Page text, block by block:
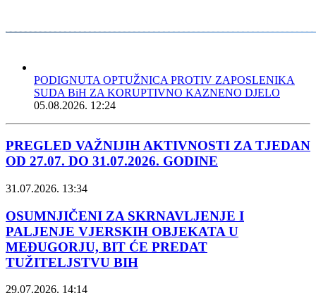
PODIGNUTA OPTUŽNICA PROTIV ZAPOSLENIKA
SUDA BiH ZA KORUPTIVNO KAZNENO DJELO
05.08.2026. 12:24
PREGLED VAŽNIJIH AKTIVNOSTI ZA TJEDAN
OD 27.07. DO 31.07.2026. GODINE
31.07.2026. 13:34
OSUMNJIČENI ZA SKRNAVLJENJE I
PALJENJE VJERSKIH OBJEKATA U
MEĐUGORJU, BIT ĆE PREDAT
TUŽITELJSTVU BIH
29.07.2026. 14:14